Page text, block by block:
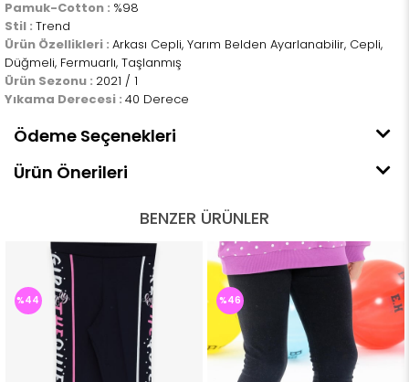
Pamuk-Cotton : %98
Stil : Trend
Ürün Özellikleri : Arkası Cepli, Yarım Belden Ayarlanabilir, Cepli,
Düğmeli, Fermuarlı, Taşlanmış
Ürün Sezonu : 2021 / 1
Yıkama Derecesi : 40 Derece
Ödeme Seçenekleri
Ürün Önerileri
BENZER ÜRÜNLER
%44 %46